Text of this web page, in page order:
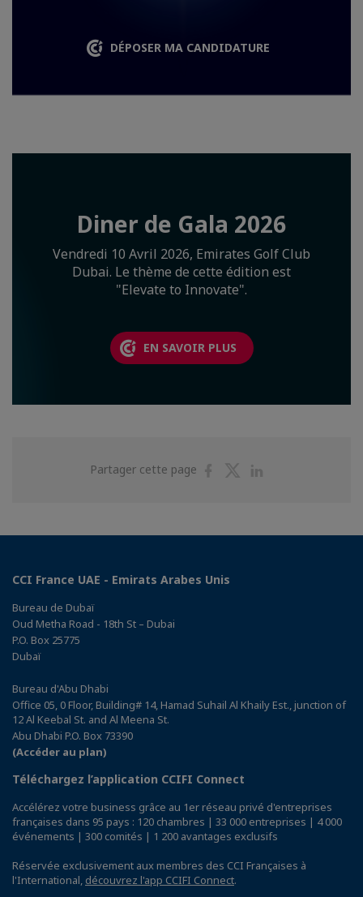
DÉPOSER MA CANDIDATURE
Diner de Gala 2026
Vendredi 10 Avril 2026, Emirates Golf Club
Dubai. Le thème de cette édition est
"Elevate to Innovate".
EN SAVOIR PLUS
Partager cette page
PartagerPartager
CCI France UAE - Emirats Arabes Unis
Bureau de Dubaï
Oud Metha Road - 18th St – Dubai
P.O. Box 25775
Dubaï
Bureau d'Abu Dhabi
Office 05, 0 Floor, Building# 14, Hamad Suhail Al Khaily Est., junction of
12 Al Keebal St. and Al Meena St.
Abu Dhabi P.O. Box 73390
(Accéder au plan)
Téléchargez l’application CCIFI Connect
Accélérez votre business grâce au 1er réseau privé d'entreprises
françaises dans 95 pays : 120 chambres | 33 000 entreprises | 4 000
événements | 300 comités | 1 200 avantages exclusifs
Réservée exclusivement aux membres des CCI Françaises à
l'International, découvrez l'app CCIFI Connect.